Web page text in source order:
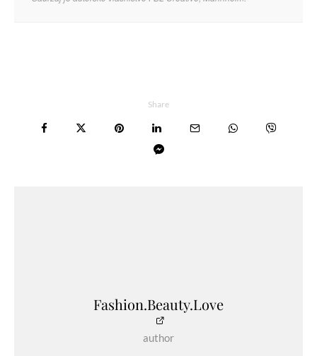
Share
Fashion.Beauty.Love
author